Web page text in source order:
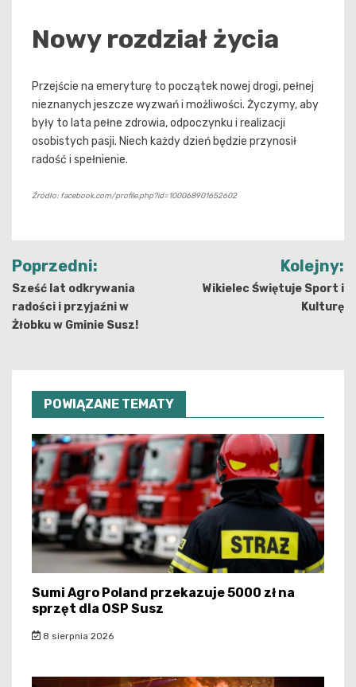
Nowy rozdział życia
Przejście na emeryturę to początek nowej drogi, pełnej
nieznanych jeszcze wyzwań i możliwości. Życzymy, aby
były to lata pełne zdrowia, odpoczynku i realizacji
osobistych pasji. Niech każdy dzień będzie przynosił
radość i spełnienie.
Źródło: facebook.com/profile.php?id=100068901652602
Nawigacja
wpisu
Poprzedni:
Sześć lat odkrywania
radości i przyjaźni w
Żłobku w Gminie Susz!
Kolejny:
Wikielec Świętuje Sport i
Kulturę
POWIĄZANE TEMATY
Sumi Agro Poland przekazuje 5000 zł na
sprzęt dla OSP Susz
8 sierpnia 2026